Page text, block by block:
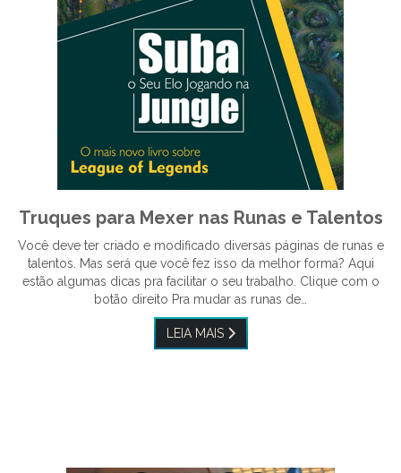
Truques para Mexer nas Runas e Talentos
Você deve ter criado e modificado diversas páginas de runas e
talentos. Mas será que você fez isso da melhor forma? Aqui
estão algumas dicas pra facilitar o seu trabalho. Clique com o
botão direito Pra mudar as runas de…
LEIA MAIS